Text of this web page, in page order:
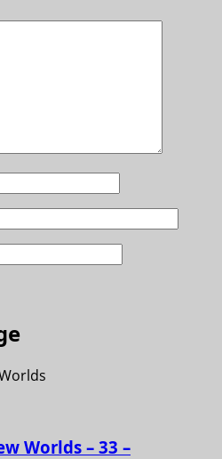
Worlds – 33 –